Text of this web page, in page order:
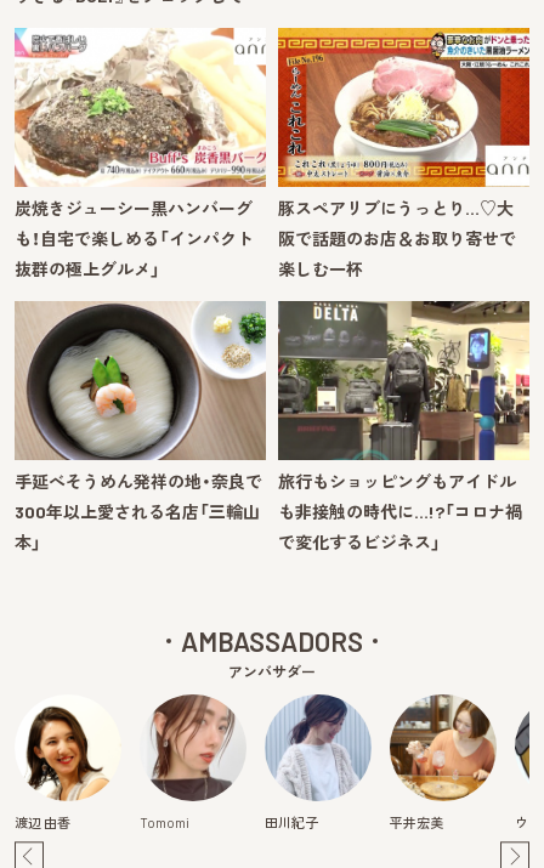
炭焼きジューシー黒ハンバーグ
も！自宅で楽しめる「インパクト
抜群の極上グルメ」
豚スペアリブにうっとり…♡大
阪で話題のお店＆お取り寄せで
楽しむ一杯
手延べそうめん発祥の地・奈良で
300年以上愛される名店「三輪山
本」
旅行もショッピングもアイドル
も非接触の時代に…!?「コロナ禍
で変化するビジネス」
AMBASSADORS
アンバサダー
渡辺 由香 Tomomi 田川紀子 平井宏美 ウ